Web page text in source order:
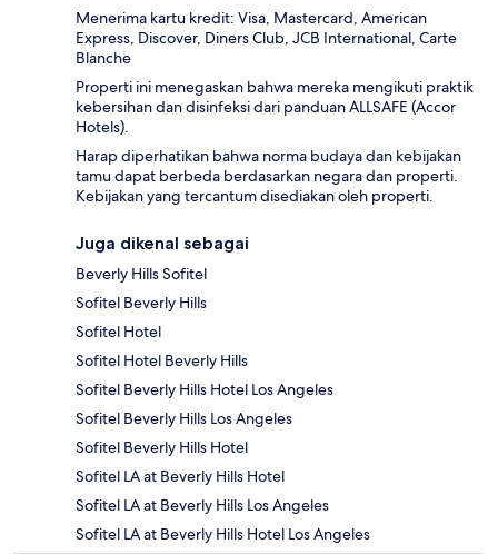
Menerima kartu kredit: Visa, Mastercard, American
Express, Discover, Diners Club, JCB International, Carte
Blanche
Properti ini menegaskan bahwa mereka mengikuti praktik
kebersihan dan disinfeksi dari panduan ALLSAFE (Accor
Hotels).
Harap diperhatikan bahwa norma budaya dan kebijakan
tamu dapat berbeda berdasarkan negara dan properti.
Kebijakan yang tercantum disediakan oleh properti.
Juga dikenal sebagai
Beverly Hills Sofitel
Sofitel Beverly Hills
Sofitel Hotel
Sofitel Hotel Beverly Hills
Sofitel Beverly Hills Hotel Los Angeles
Sofitel Beverly Hills Los Angeles
Sofitel Beverly Hills Hotel
Sofitel LA at Beverly Hills Hotel
Sofitel LA at Beverly Hills Los Angeles
Sofitel LA at Beverly Hills Hotel Los Angeles